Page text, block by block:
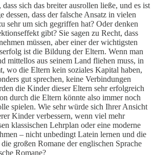
sich das breiter ausrollen ließe, und es ist
dessen, dass der falsche Ansatz in vielen
sehr um sich gegriffen hat? Oder denken
gibt? Sie sagen zu Recht, dass
müssen, aber einer der wichtigsten
ist die Bildung der Eltern. Wenn man
mittellos aus seinem Land fliehen muss, in
wo die Eltern kein soziales Kapital haben,
gut sprechen, keine Verbindungen
die Kinder dieser Eltern sehr erfolgreich
durch die Eltern könnte also immer noch
spielen. Wie sehr würde sich Ihrer Ansicht
Kinder verbessern, wenn viel mehr
klassischen Lehrplan oder eine moderne
– nicht unbedingt Latein lernen und die
großen Romane der englischen Sprache
Romane?